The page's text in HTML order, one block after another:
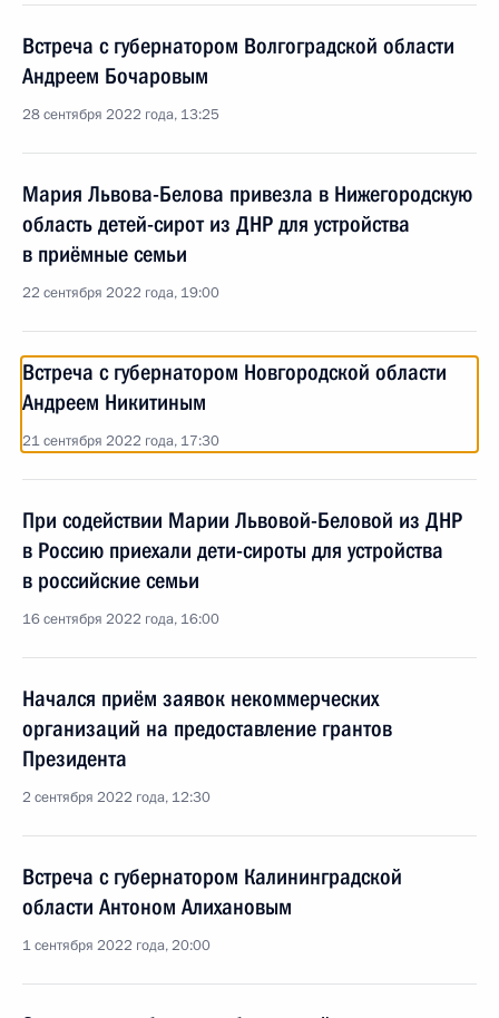
Встреча с губернатором Волгоградской области
Андреем Бочаровым
28 сентября 2022 года, 13:25
Мария Львова-Белова привезла в Нижегородскую
область детей-сирот из ДНР для устройства
в приёмные семьи
22 сентября 2022 года, 19:00
Встреча с губернатором Новгородской области
Андреем Никитиным
21 сентября 2022 года, 17:30
При содействии Марии Львовой-Беловой из ДНР
в Россию приехали дети-сироты для устройства
в российские семьи
16 сентября 2022 года, 16:00
Начался приём заявок некоммерческих
организаций на предоставление грантов
Президента
2 сентября 2022 года, 12:30
Встреча с губернатором Калининградской
области Антоном Алихановым
1 сентября 2022 года, 20:00